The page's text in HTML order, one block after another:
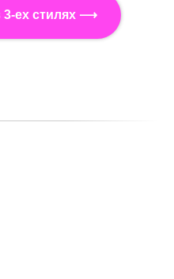
ех стилях ⟶